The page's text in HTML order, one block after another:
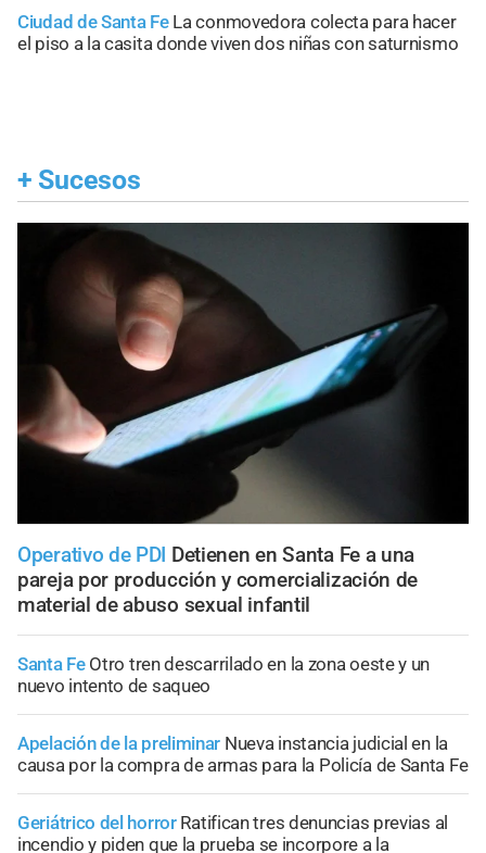
Ciudad de Santa Fe La conmovedora colecta para hacer
el piso a la casita donde viven dos niñas con saturnismo
+ Sucesos
Operativo de PDI Detienen en Santa Fe a una
pareja por producción y comercialización de
material de abuso sexual infantil
Santa Fe Otro tren descarrilado en la zona oeste y un
nuevo intento de saqueo
Apelación de la preliminar Nueva instancia judicial en la
causa por la compra de armas para la Policía de Santa Fe
Geriátrico del horror Ratifican tres denuncias previas al
incendio y piden que la prueba se incorpore a la